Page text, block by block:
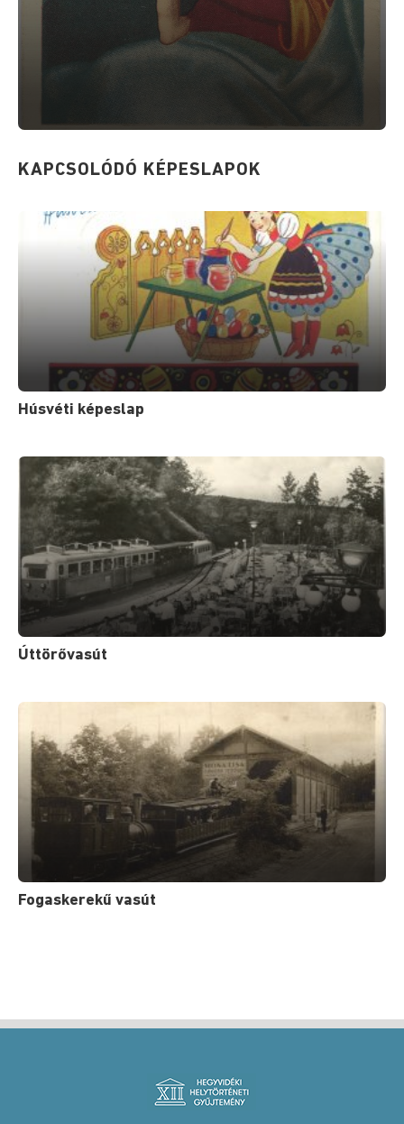
KAPCSOLÓDÓ KÉPESLAPOK
Húsvéti képeslap
Úttörővasút
Fogaskerekű vasút